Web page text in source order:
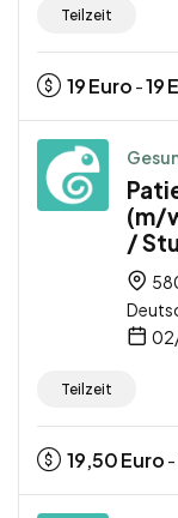
Teilzeit
19Euro -19
(m/
/
Teilzeit
19,50Euro -